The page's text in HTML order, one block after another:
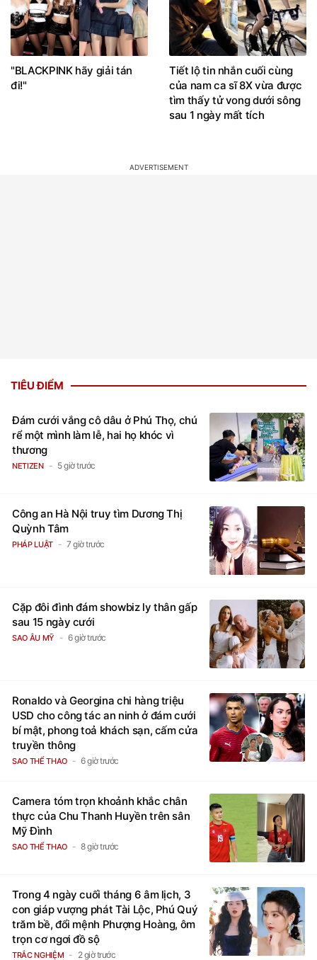
"BLACKPINK hãy giải tán
đi!"
Tiết lộ tin nhắn cuối cùng
của nam ca sĩ 8X vừa được
tìm thấy tử vong dưới sông
sau 1 ngày mất tích
rể một mình làm lễ, hai họ khóc vì
thương
NETIZEN
Quỳnh Tâm
PHÁP LUẬT 7 giờ trước
sau 15 ngày cưới
SAO ÂU MỸ 6 giờ trước
USD cho công tác an ninh ở đám cưới
bí mật, phong toả khách sạn, cấm cửa
truyền thông
SAO THỂ THAO
thực của Chu Thanh Huyền trên sân
Mỹ Đình
SAO THỂ THAO
con giáp vượng phát Tài Lộc, Phú Quý
trăm bề, đổi mệnh Phượng Hoàng, ôm
trọn cơ ngơi đồ sộ
TRẮC NGHIỆM 2 giờ trước